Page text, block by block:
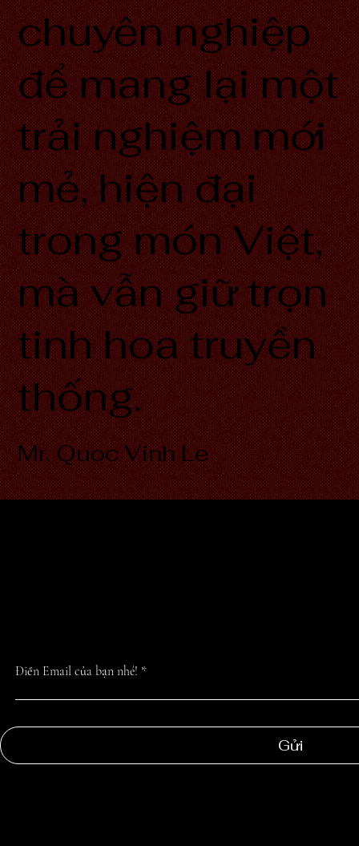
chuyên nghiệp
để mang lại một
trải nghiệm mới
mẻ, hiện đại
trong món Việt,
mà vẫn giữ trọn
tinh hoa truyền
thống.
Mr. Quoc Vinh Le
Điền Email của bạn nhé!
Gửi